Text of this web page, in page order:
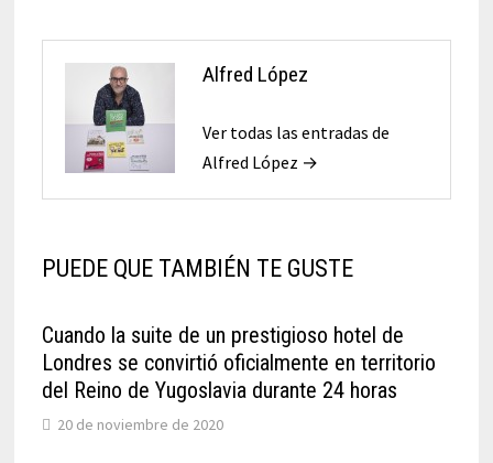
Alfred López
Ver todas las entradas de
Alfred López →
PUEDE QUE TAMBIÉN TE GUSTE
Cuando la suite de un prestigioso hotel de
Londres se convirtió oficialmente en territorio
del Reino de Yugoslavia durante 24 horas
20 de noviembre de 2020